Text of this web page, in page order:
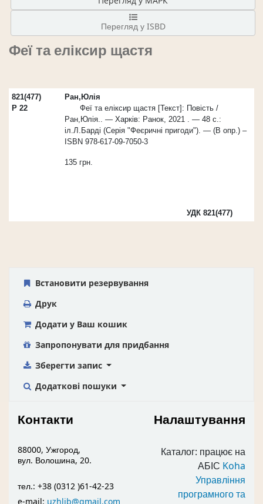
Перегляд у ISBD
Феї та еліксир щастя
821(477)
Р 22
Ран,Юлія
Феї та еліксир щастя [Текст]: Повість /
Ран,Юлія.. — Харків: Ранок, 2021 . — 48 с.:
іл.Л.Барді (Серія "Феєричні пригоди"). — (В опр.) –
ISBN 978-617-09-7050-3
135 грн.
УДК 821(477)
Встановити резервування
Друк
Додати у Ваш кошик
Запропонувати для придбання
Зберегти запис
Додаткові пошуки
Контакти
88000, Ужгород,
вул. Волошина, 20.
тел.: +38 (0312 )61-42-23
Налаштування
Каталог: працює на
АБІС Koha
Управління
програмного та